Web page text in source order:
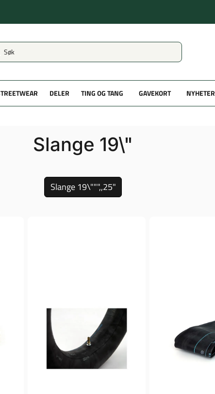
DELER TING OG TANG GAVEKORT NYHETER
Slange 19\"
Slange 19\""",,25"